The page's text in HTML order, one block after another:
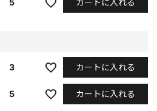
5 カートに入れる
3 カートに入れる
5 カートに入れる